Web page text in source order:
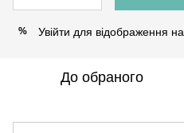
% Увійти для відображення
До обраного